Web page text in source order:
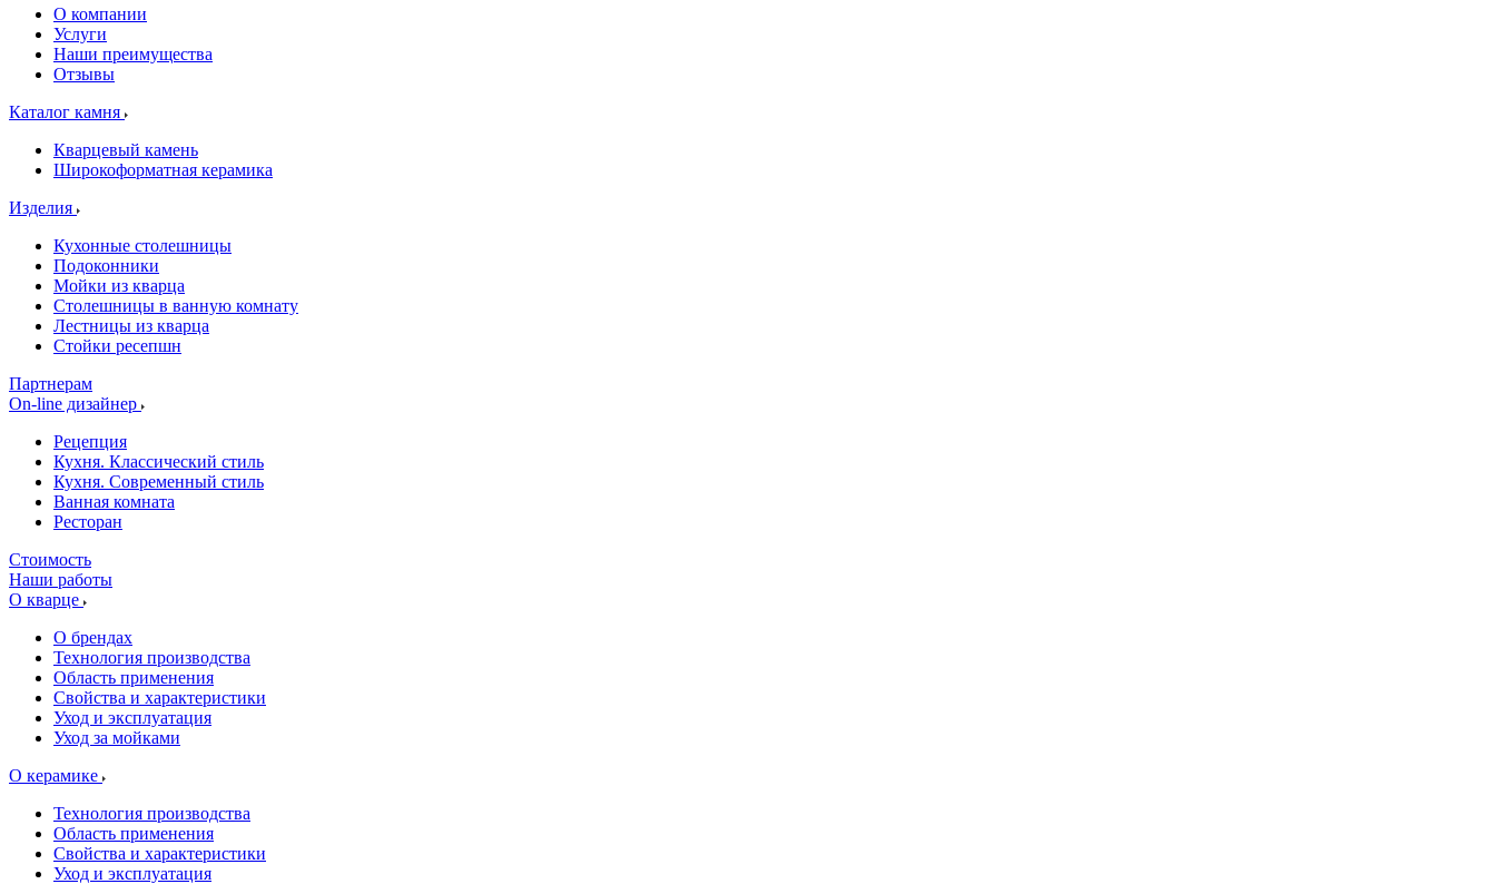
О компании
Услуги
Наши преимущества
Отзывы
Каталог камня
Кварцевый камень
Широкоформатная керамика
Изделия
Кухонные столешницы
Подоконники
Мойки из кварца
Столешницы в ванную комнату
Лестницы из кварца
Стойки ресепшн
Партнерам
On-line дизайнер
Рецепция
Кухня. Классический стиль
Кухня. Современный стиль
Ванная комната
Ресторан
Стоимость
Наши работы
О кварце
О брендах
Технология производства
Область применения
Свойства и характеристики
Уход и эксплуатация
Уход за мойками
О керамике
Технология производства
Область применения
Свойства и характеристики
Уход и эксплуатация